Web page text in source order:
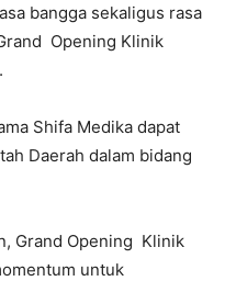
bangga sekaligus rasa
Opening Klinik
Shifa Medika dapat
Daerah dalam bidang
Grand Opening Klinik
untuk